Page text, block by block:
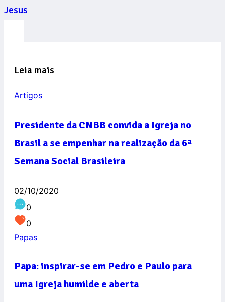
Jesus
Leia mais
Artigos
Presidente da CNBB convida a Igreja no
Brasil a se empenhar na realização da 6ª
Semana Social Brasileira
02/10/2020
0
0
Papas
Papa: inspirar-se em Pedro e Paulo para
uma Igreja humilde e aberta